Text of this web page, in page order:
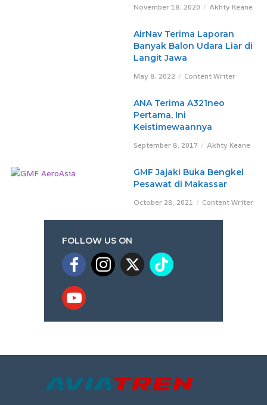
November 18, 2020 Akhty Keane
AirNav Terima Laporan
Banyak Balon Udara Liar di
Langit Jawa
May 8, 2022 Content Writer
ANA Terima A321neo
Pertama, Ini
Keistimewaannya
September 8, 2017 Akhty Keane
GMF Jajaki Buka Bengkel
Pesawat di Makassar
October 28, 2021 Content Writer
FOLLOW US ON